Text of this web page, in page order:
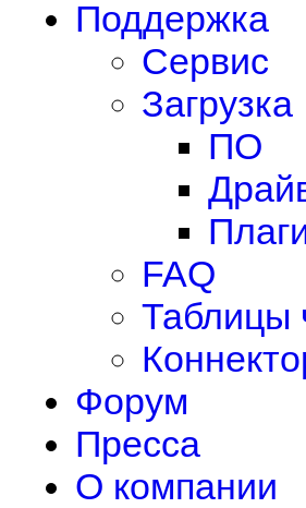
Поддержка
Сервис
Загрузка
ПО
FAQ
Таблицы
Форум
Пресса
О компании